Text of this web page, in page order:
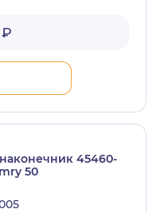
45460-
50